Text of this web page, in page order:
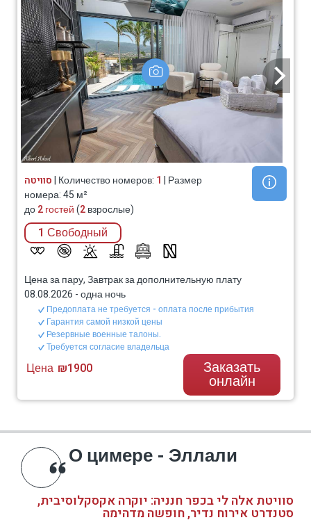
סוויטה| Количество номеров: 1 | Размер
номера: 45 м²
до2 гостей(2взрослые)
1 Свободный
Цена за пару, Завтрак за дополнительную плату
08.08.2026 -одна ночь
Предоплата не требуется - оплата после прибытия
Гарантия самой низкой цены
Резервные военные талоны.
Требуется согласие владельца
Цена ₪1900 Заказать
онлайн
О цимере - Эллали
סוויטת אלה לי בכפר חנניה: יוקרה אקסקלוסיבית,
סטנדרט אירוח נדיר, חופשה מדהימה